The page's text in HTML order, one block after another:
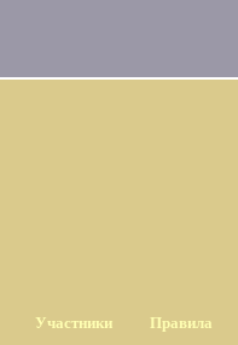
Участники Правила